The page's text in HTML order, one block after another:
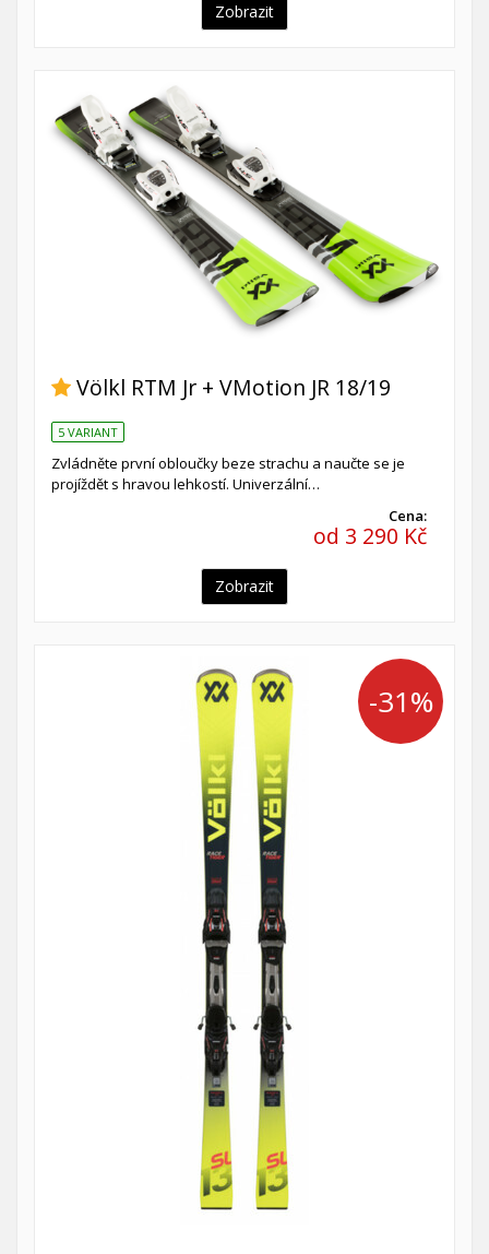
Zobrazit
Völkl RTM Jr + VMotion JR 18/19
5 VARIANT
Zvládněte první obloučky beze strachu a naučte se je
projíždět s hravou lehkostí. Univerzální…
Cena:
od 3 290 Kč
Zobrazit
-31%